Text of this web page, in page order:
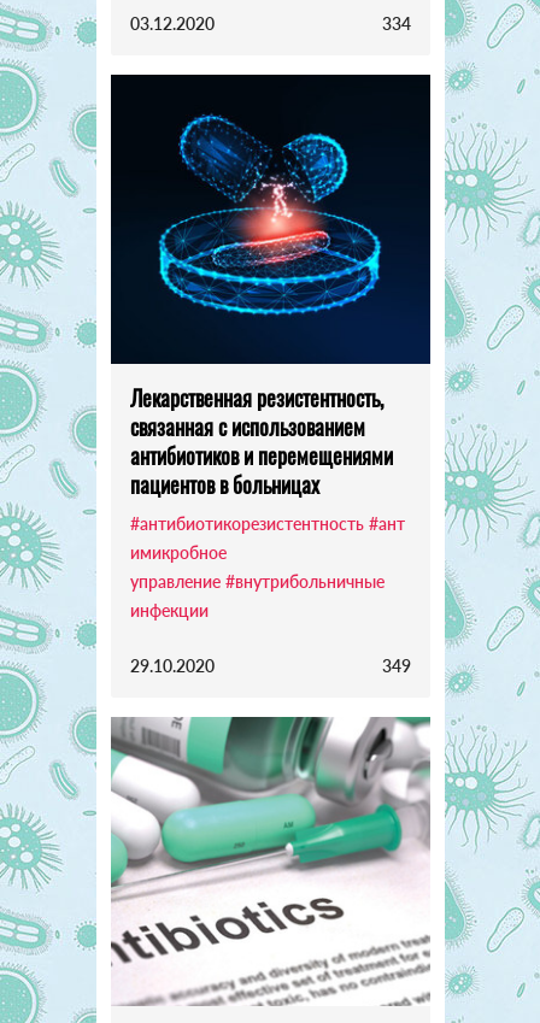
03.12.2020 334
Лекарственная резистентность,
связанная с использованием
антибиотиков и перемещениями
пациентов в больницах
#антибиотикорезистентность #ант
имикробное
управление #внутрибольничные
инфекции
29.10.2020 349